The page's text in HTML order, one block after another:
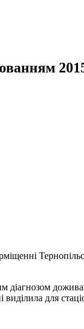
діагнозом
для